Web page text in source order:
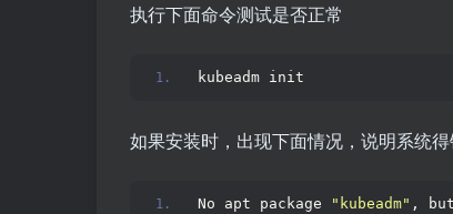
执行下面命令测试是否正常
kubeadm init
如果安装时，出现下面情况，说明系统
No apt package "kubeadm" ,